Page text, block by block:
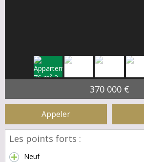
370 000 €
Appeler
Les points forts :
Neuf